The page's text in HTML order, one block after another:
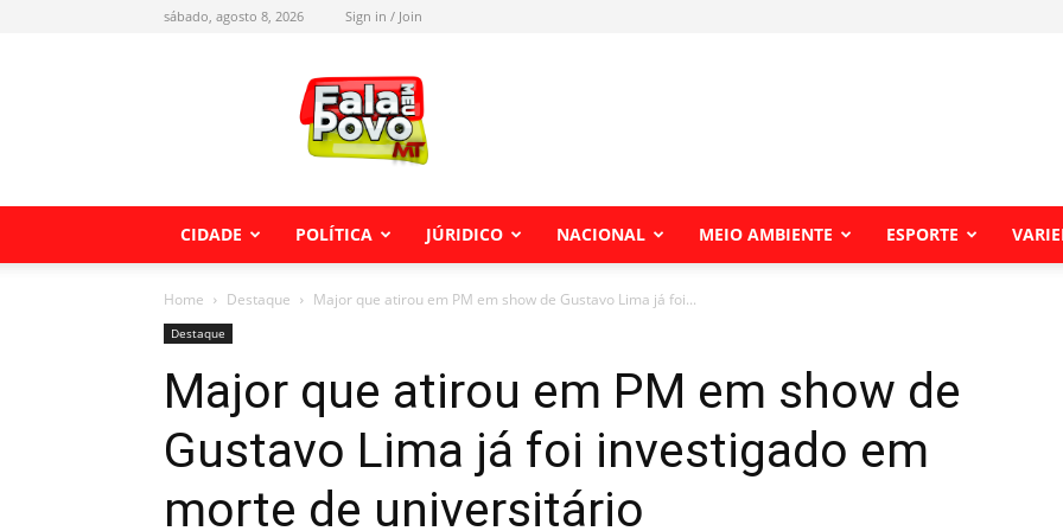
sábado, agosto 8, 2026 Sign in / Join
Fala
meu
Povo
MT
CIDADE POLÍTICA JÚRIDICO NACIONAL MEIO AMBIENTE ESPORTE
Home Destaque Major que atirou em PM em show de Gustavo Lima já foi...
Destaque
Major que atirou em PM em show de
Gustavo Lima já foi investigado em
morte de universitário